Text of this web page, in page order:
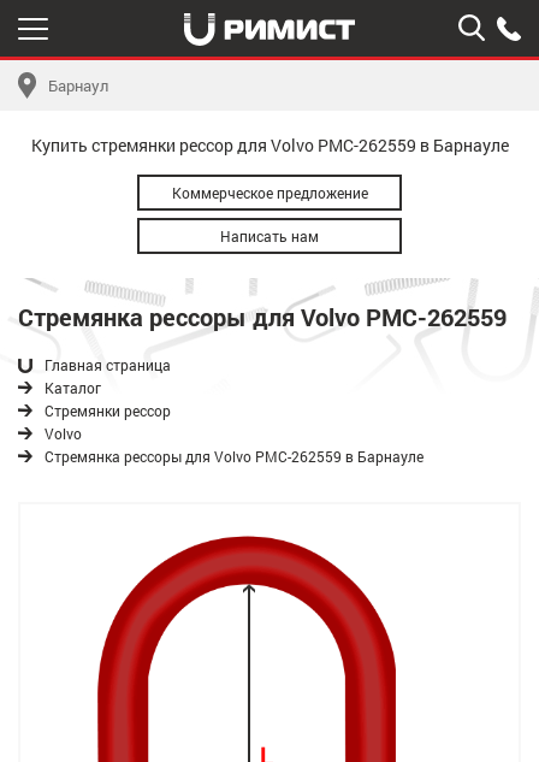
Барнаул
Купить стремянки рессор для Volvo РМС-262559 в Барнауле
Коммерческое предложение
Написать нам
Стремянка рессоры для Volvo РМС-262559
Главная страница
Каталог
Стремянки рессор
Volvo
Стремянка рессоры для Volvo РМС-262559 в Барнауле